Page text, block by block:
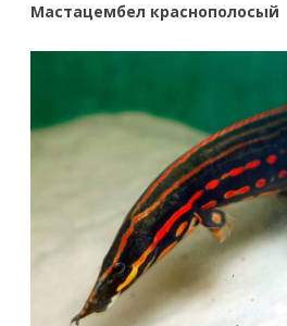
Мастацембел краснополосый